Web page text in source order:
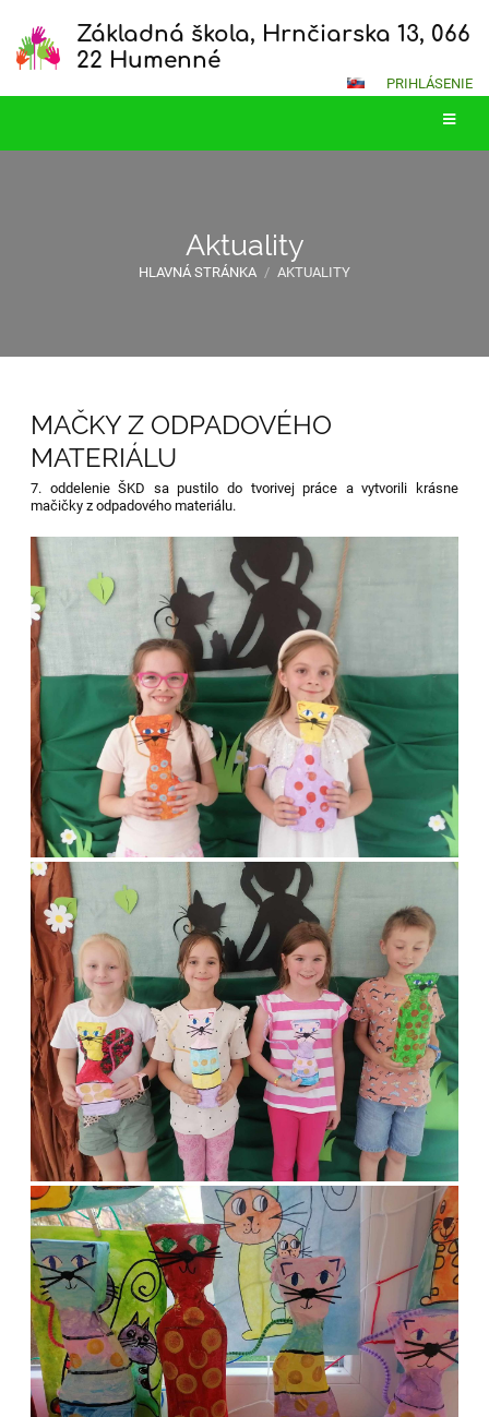
Základná škola, Hrnčiarska 13, 066
22 Humenné
PRIHLÁSENIE
Aktuality
HLAVNÁ STRÁNKA / AKTUALITY
MAČKY Z ODPADOVÉHO
MATERIÁLU
7. oddelenie ŠKD sa pustilo do tvorivej práce a vytvorili krásne
mačičky z odpadového materiálu.